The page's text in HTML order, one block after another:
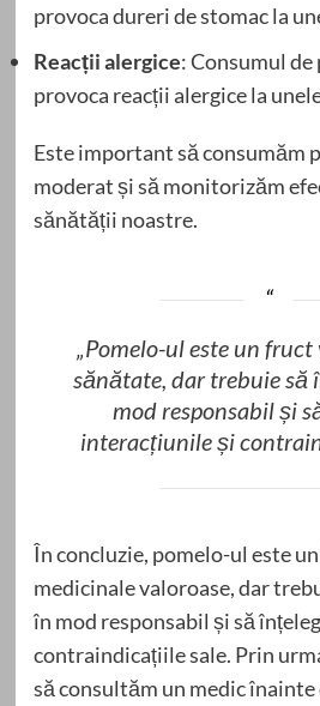
provoca dureri de stomac la
Reacții alergice: Consumul
provoca reacții alergice la
Este important să consumăm
moderat și să monitorizăm
sănătății noastre.
„Pomelo-ul este un
sănătate, dar trebuie să
mod responsabil și
interacțiunile și
În concluzie, pomelo-ul este
medicinale valoroase, dar
în mod responsabil și să
contraindicațiile sale. Prin
să consultăm un medic înainte